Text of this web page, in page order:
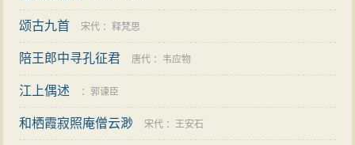
颂古九首 宋代 ：释梵思
陪王郎中寻孔征君 唐代 ： 韦应物
江上偶述 ：郭谏臣
和栖霞寂照庵僧云渺 宋代 ：王安石